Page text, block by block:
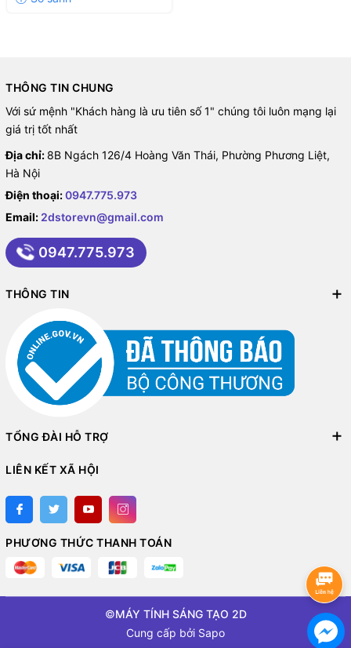
THÔNG TIN CHUNG
Với sứ mệnh "Khách hàng là ưu tiên số 1" chúng tôi luôn mạng lại
giá trị tốt nhất
Địa chỉ: 8B Ngách 126/4 Hoàng Văn Thái, Phường Phương Liệt,
Hà Nội
Điện thoại:0947.775.973
Email: 2dstorevn@gmail.com
0947.775.973
THÔNG TIN
TỔNG ĐÀI HỖ TRỢ
LIÊN KẾT XÃ HỘI
PHƯƠNG THỨC THANH TOÁN
©MÁY TÍNH SÁNG TẠO 2D
Cung cấp bởi Sapo